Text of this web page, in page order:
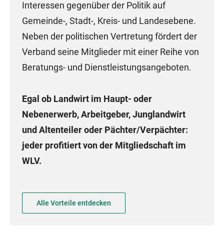
Interessen gegenüber der Politik auf
Gemeinde-, Stadt-, Kreis- und Landesebene.
Neben der politischen Vertretung fördert der
Verband seine Mitglieder mit einer Reihe von
Beratungs- und Dienstleistungsangeboten.
Egal ob Landwirt im Haupt- oder
Nebenerwerb, Arbeitgeber, Junglandwirt
und Altenteiler oder Pächter/Verpächter:
jeder profitiert von der Mitgliedschaft im
WLV.
Alle Vorteile entdecken